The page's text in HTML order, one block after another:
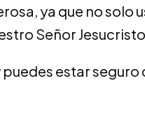
ya que no
Señor
estar